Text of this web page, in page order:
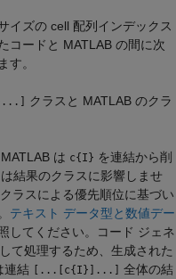
イズの cell 配列インデックス
コードと MATLAB の間に次
す。
クラスと MATLAB のクラ
は c{I} を連結から削
は結果のクラスに影響しませ
ラスによる優先順位に基づい
テキスト データ型と数値デー
してください。コード ジェネ
て処理するため、生成された
連結 [...[c{I}]...]
全体の結